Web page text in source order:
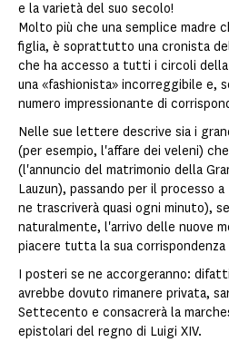
e la varietà del suo secolo!
Molto più che una semplice madre
figlia, è soprattutto una cronista
che ha accesso a tutti i circoli
una «fashionista» incorreggibile
numero impressionante di
Nelle sue lettere descrive sia i
(per esempio, l'affare dei veleni)
(l'annuncio del matrimonio della
Lauzun), passando per il processo
ne trascriverà quasi ogni minuto),
naturalmente, l'arrivo delle nuove
piacere tutta la sua
I posteri se ne accorgeranno:
avrebbe dovuto rimanere privata,
Settecento e consacrerà la
epistolari del regno di Luigi XIV.